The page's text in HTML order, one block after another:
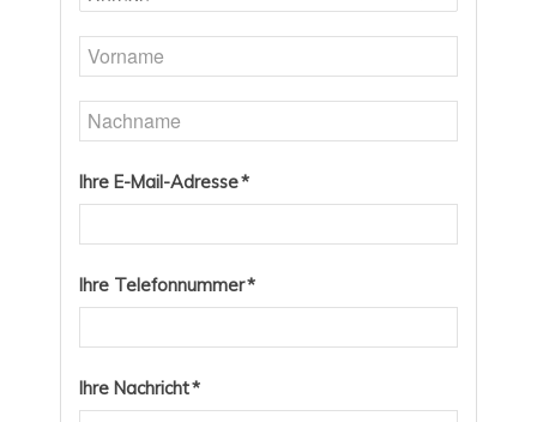
Ihre E-Mail-Adresse *
Ihre Telefonnummer *
Ihre Nachricht *